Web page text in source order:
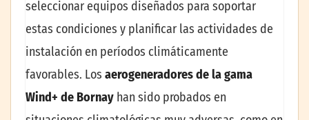
seleccionar equipos diseñados para soportar
estas condiciones y planificar las actividades de
instalación en períodos climáticamente
favorables. Los aerogeneradores de la gama
Wind+ de Bornay han sido probados en